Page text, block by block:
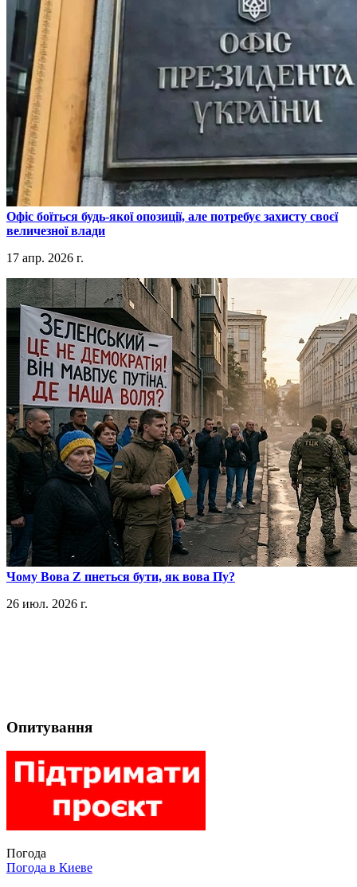
​Офіс боїться будь-якої опозиції, але потребує захисту своєї
величезної влади
17 апр. 2026 г.
​Чому Вова Z пнеться бути, як вова Пу?
26 июл. 2026 г.
Опитування
Погода
Погода в Киеве